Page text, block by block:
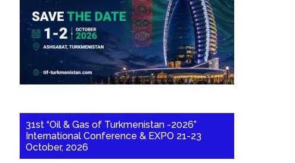
31st “Oil & Gas of Turkmenistan -2026”
International Conference & EXPO 21-23
October, 2026